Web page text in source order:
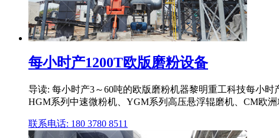
每小时产1200T欧版磨粉设备
导读: 每小时产3～60吨的欧版磨粉机器黎明重工科技每小
HGM系列中速微粉机、YGM系列高压悬浮辊磨机、CM欧
联系电话: 180 3780 8511